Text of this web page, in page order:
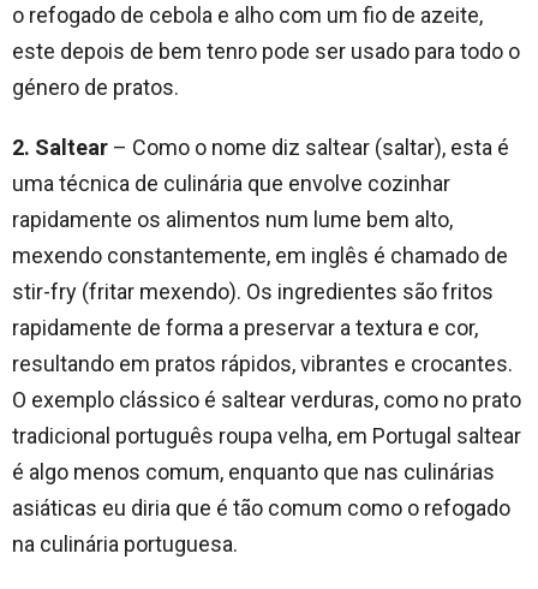
o refogado de cebola e alho com um fio de azeite,
este depois de bem tenro pode ser usado para todo o
género de pratos.
2. Saltear – Como o nome diz saltear (saltar), esta é
uma técnica de culinária que envolve cozinhar
rapidamente os alimentos num lume bem alto,
mexendo constantemente, em inglês é chamado de
stir-fry (fritar mexendo). Os ingredientes são fritos
rapidamente de forma a preservar a textura e cor,
resultando em pratos rápidos, vibrantes e crocantes.
O exemplo clássico é saltear verduras, como no prato
tradicional português roupa velha, em Portugal saltear
é algo menos comum, enquanto que nas culinárias
asiáticas eu diria que é tão comum como o refogado
na culinária portuguesa.